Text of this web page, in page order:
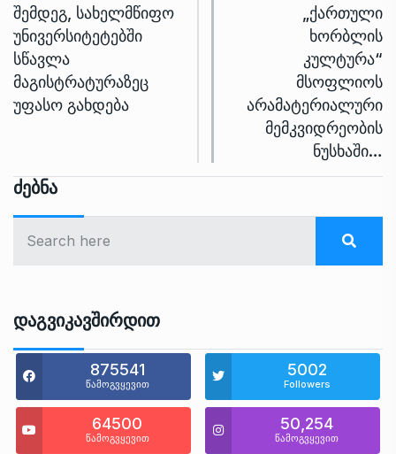
შემდეგ, სახელმწიფო
უნივერსიტეტებში
სწავლა
მაგისტრატურაზეც
უფასო გახდება
„ქართული
ხორბლის
კულტურა“
მსოფლიოს
არამატერიალური
მემკვიდრეობის
ნუსხაში…
Ძებნა
Დაგვიკავშირდით
875541
წამოგვყევით
5002
Followers
64500
წამოგვყევით
50,254
წამოგვყევით